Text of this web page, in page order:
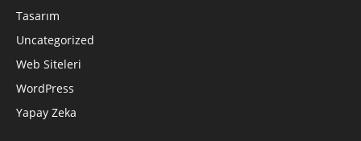
Tasarım
Uncategorized
Web Siteleri
WordPress
Yapay Zeka